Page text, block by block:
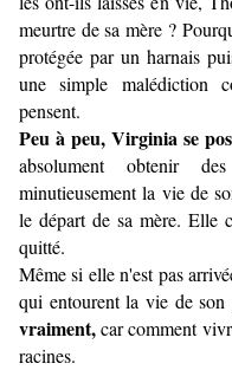
meurtre de sa mère ?
protégée par un harnais
une simple malédiction
pensent.
Peu à peu, Virginia se
absolument obtenir
minutieusement la vie de
le départ de sa mère. Elle
quitté.
Même si elle n'est pas
qui entourent la vie de son
vraiment,car comment
racines.